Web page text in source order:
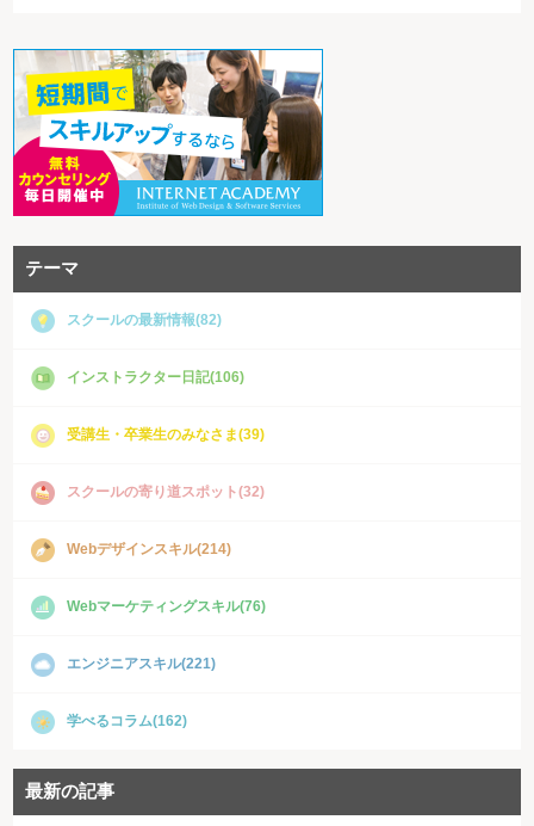
テーマ
スクールの最新情報(82)
インストラクター日記(106)
受講生・卒業生のみなさま(39)
スクールの寄り道スポット(32)
Webデザインスキル(214)
Webマーケティングスキル(76)
エンジニアスキル(221)
学べるコラム(162)
最新の記事